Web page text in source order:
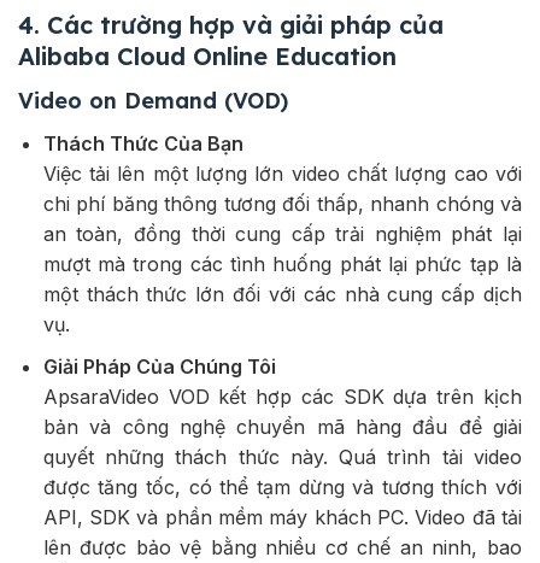
4. Các trường hợp và giải pháp của
Alibaba Cloud Online Education
Video on Demand (VOD)
Thách Thức Của Bạn
Việc tải lên một lượng lớn video chất lượng cao với
chi phí băng thông tương đối thấp, nhanh chóng và
an toàn, đồng thời cung cấp trải nghiệm phát lại
mượt mà trong các tình huống phát lại phức tạp là
một thách thức lớn đối với các nhà cung cấp dịch
vụ.
Giải Pháp Của Chúng Tôi
ApsaraVideo VOD kết hợp các SDK dựa trên kịch
bản và công nghệ chuyển mã hàng đầu để giải
quyết những thách thức này. Quá trình tải video
được tăng tốc, có thể tạm dừng và tương thích với
API, SDK và phần mềm máy khách PC. Video đã tải
lên được bảo vệ bằng nhiều cơ chế an ninh, bao